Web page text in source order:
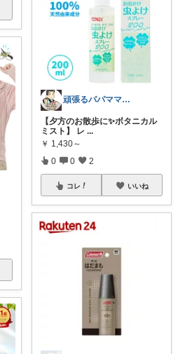
頑張るパパママ応援隊@育児・子供用品紹介
【夕方のお散歩に✨ボタニカル
ミスト】 レ ...
￥ 1,430～
0 0 2
コレ いいね